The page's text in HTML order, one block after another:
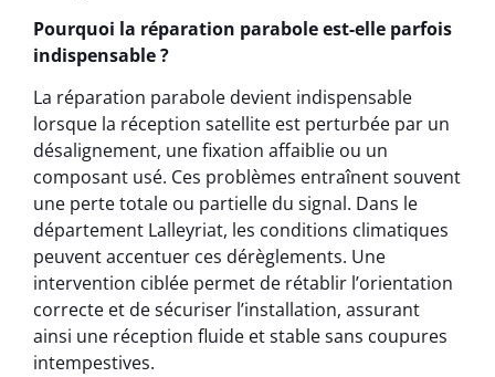
Pourquoi la réparation parabole est-elle parfois
indispensable ?
La réparation parabole devient indispensable
lorsque la réception satellite est perturbée par un
désalignement, une fixation affaiblie ou un
composant usé. Ces problèmes entraînent souvent
une perte totale ou partielle du signal. Dans le
département Lalleyriat, les conditions climatiques
peuvent accentuer ces dérèglements. Une
intervention ciblée permet de rétablir l’orientation
correcte et de sécuriser l’installation, assurant
ainsi une réception fluide et stable sans coupures
intempestives.